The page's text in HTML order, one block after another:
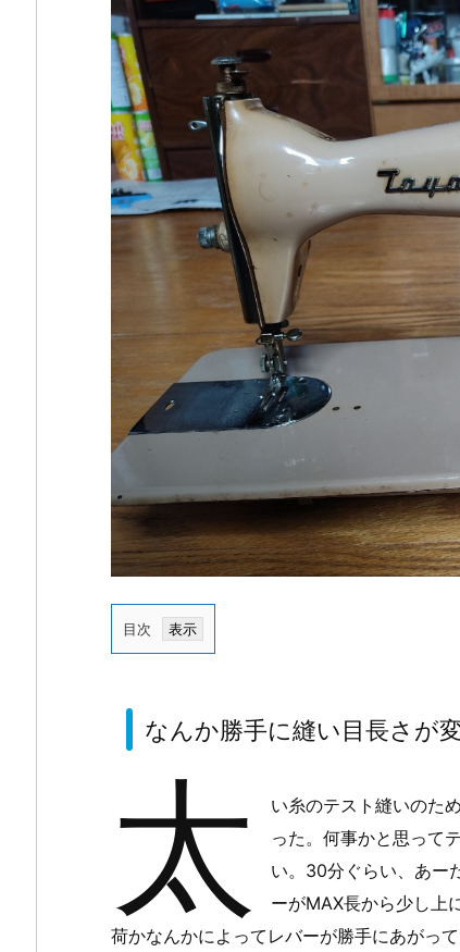
目次
1.
か
に
い
目
長
なんか勝手に縫い目長さが
太
い糸のテスト縫いのた
った。何事かと思って
い。30分ぐらい、あー
ーがMAX長から少し上
荷かなんかによってレバーが勝手にあがっ